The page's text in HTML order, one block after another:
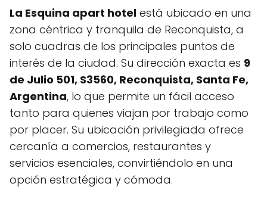
La Esquina apart hotel está ubicado en una
zona céntrica y tranquila de Reconquista, a
solo cuadras de los principales puntos de
interés de la ciudad. Su dirección exacta es 9
de Julio 501, S3560, Reconquista, Santa Fe,
Argentina, lo que permite un fácil acceso
tanto para quienes viajan por trabajo como
por placer. Su ubicación privilegiada ofrece
cercanía a comercios, restaurantes y
servicios esenciales, convirtiéndolo en una
opción estratégica y cómoda.